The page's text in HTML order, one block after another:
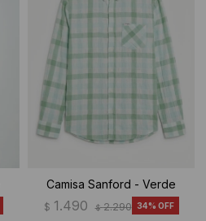
Camisa Sanford - Verde
$ 1.490 $ 2.290 34